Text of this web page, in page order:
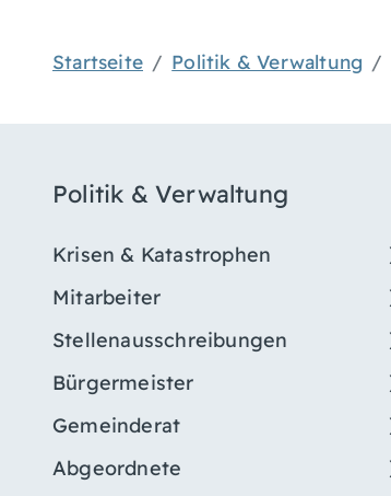
Startseite Politik & Verwaltung
Politik & Verwaltung
Krisen & Katastrophen
Mitarbeiter
Stellenausschreibungen
Bürgermeister
Gemeinderat
Abgeordnete